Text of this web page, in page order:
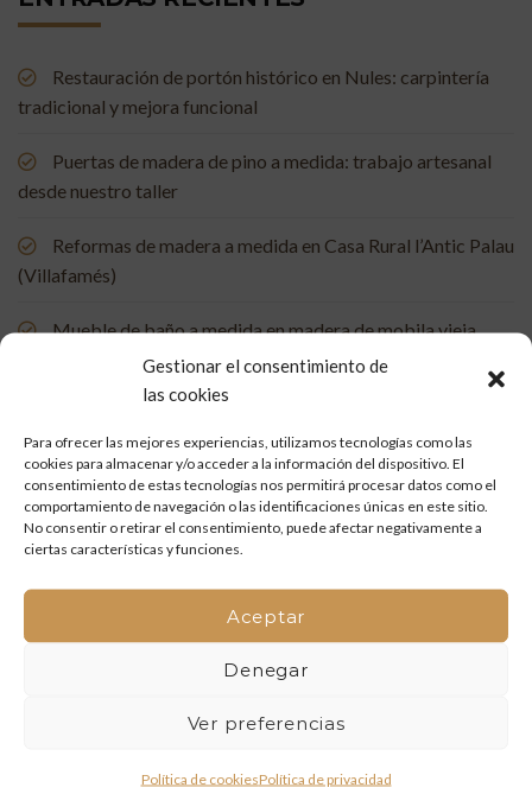
Gestionar el consentimiento de
las cookies
Para ofrecer las mejores experiencias, utilizamos tecnologías como las
cookies para almacenar y/o acceder a la información del dispositivo. El
consentimiento de estas tecnologías nos permitirá procesar datos como el
comportamiento de navegación o las identificaciones únicas en este sitio.
No consentir o retirar el consentimiento, puede afectar negativamente a
ciertas características y funciones.
Aceptar
Denegar
Ver preferencias
Política de cookiesPolítica de privacidad
Restauración de portón histórico en Nules: carpintería
tradicional y mejora funcional
Puertas de madera de pino a medida: trabajo artesanal
desde nuestro taller
Reformas de madera a medida en Casa Rural l’Antic Palau
(Villafamés)
Mueble de baño a medida en madera de mobila vieja
Restauración de un portón de madera en Onda: tradición
Mueble de baño a medida con acabado en nogal
Un rincón de estudio único: restauración y carpintería a
medida
Restauración de una Capelleta de Visita Domiciliaria: Un
Vínculo con la Tradición
Puerta de entrada a medida, de madera de pino suecia